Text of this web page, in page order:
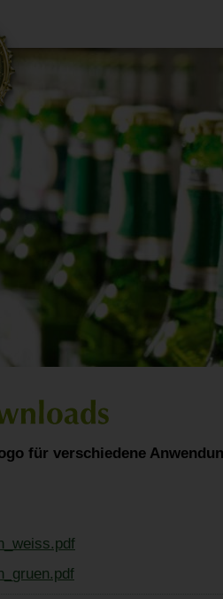
für verschiedene